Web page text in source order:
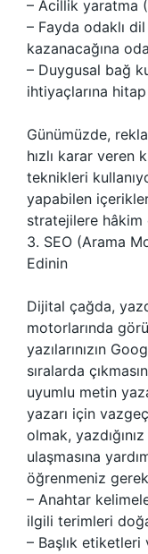
– Acillik yaratma
– Fayda odaklı
kazanacağına
– Duygusal bağ
ihtiyaçlarına
Günümüzde,
hızlı karar
teknikleri
yapabilen
stratejilere hâkim
3. SEO (Arama
Edinin
Dijital çağda,
motorlarında
yazılarınızın
sıralarda
uyumlu metin
yazarı için
olmak,
ulaşmasına
öğrenmeniz
– Anahtar
ilgili terimleri
– Başlık etiketleri